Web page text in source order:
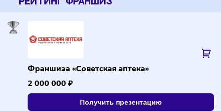
Школы программирования
РЕЙТИНГ ФРАНШИЗ